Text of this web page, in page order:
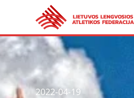
2022-04-19